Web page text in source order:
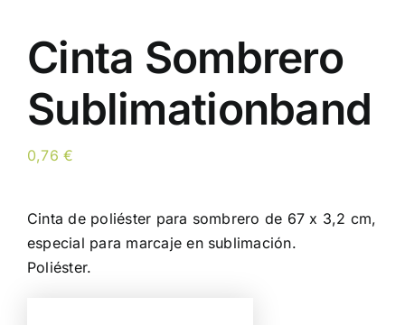
Cinta Sombrero
Sublimationband
0,76€
Cinta de poliéster para sombrero de 67 x 3,2 cm,
especial para marcaje en sublimación.
Poliéster.